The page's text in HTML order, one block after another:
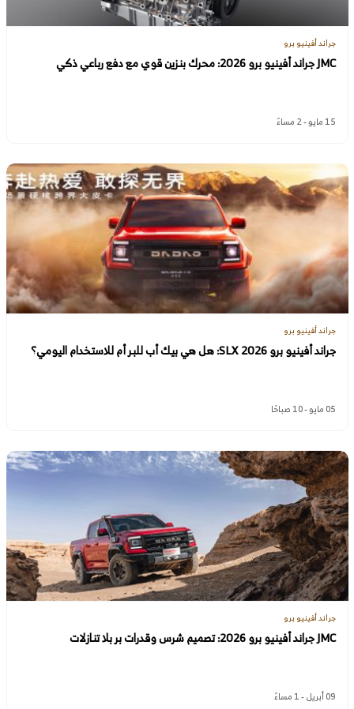
جراند أفينيو برو
JMC جراند أفينيو برو 2026: محرك بنزين قوي مع دفع رباعي ذكي
15 مايو - 2 مساءً
جراند أفينيو برو
جراند أفينيو برو SLX 2026: هل هي بيك أب للبر أم للاستخدام اليومي؟
05 مايو - 10 صباحًا
جراند أفينيو برو
JMC جراند أفينيو برو 2026: تصميم شرس وقدرات بر بلا تنازلات
09 أبريل - 1 مساءً